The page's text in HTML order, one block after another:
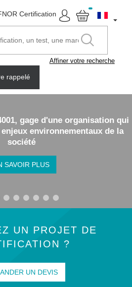
Affiner votre recherche
rappelé
gage d'une organisation qui
environnementaux de la
société
SAVOIR PLUS
UN PROJET DE
?
UN DEVIS